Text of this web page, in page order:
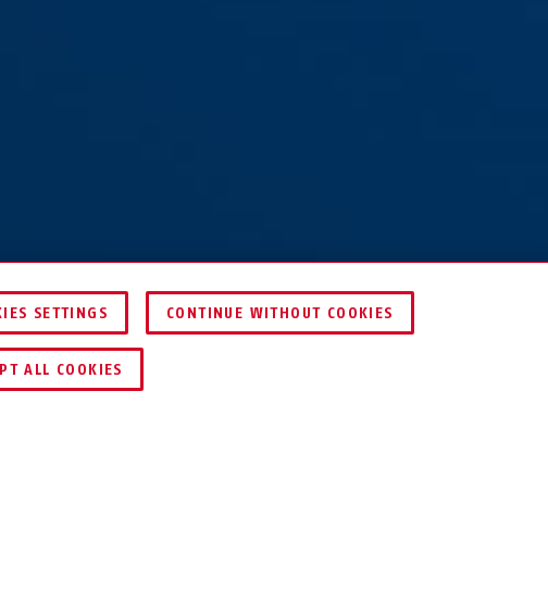
VERGELIJKEN
SETTINGS CONTINUE WITHOUT COOKIES
ALL COOKIES